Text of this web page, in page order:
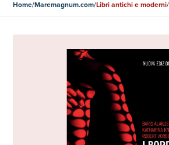
Home Maremagnum.com Libri antichi e moderni